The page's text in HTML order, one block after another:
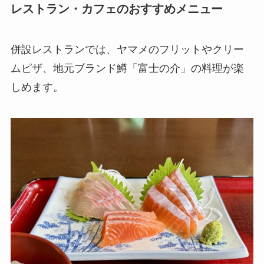
レストラン・カフェのおすすめメニュー
併設レストランでは、ヤマメのフリットやクリー
ムピザ、地元ブランド鱒「富士の介」の料理が楽
しめます。